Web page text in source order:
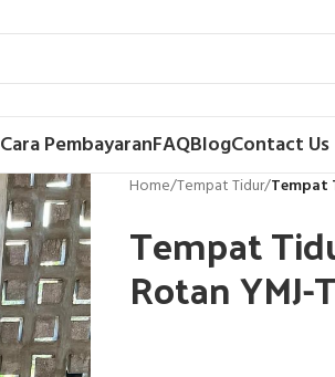
Cara PembayaranFAQBlogContact Us
Home/Tempat Tidur/Tempat
Tempat
Rotan